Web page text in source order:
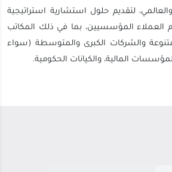
لتقديم حلول استشارية استراتيجية
المؤسسيين، بما في ذلك المكاتب
والشركات الكبرى والمتوسطة (سواء
المالية، والكيانات الحكومية.